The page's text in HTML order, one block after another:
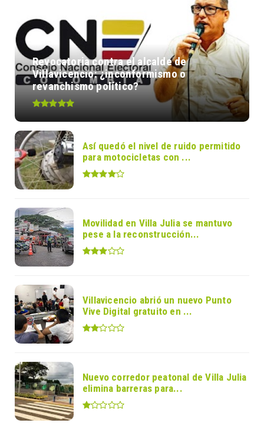
Revocatoria contra el alcalde de
Villavicencio: ¿inconformismo o
revanchismo político?
Así quedó el nivel de ruido permitido
para motocicletas con ...
Movilidad en Villa Julia se mantuvo
pese a la reconstrucción...
Villavicencio abrió un nuevo Punto
Vive Digital gratuito en ...
Nuevo corredor peatonal de Villa Julia
elimina barreras para...